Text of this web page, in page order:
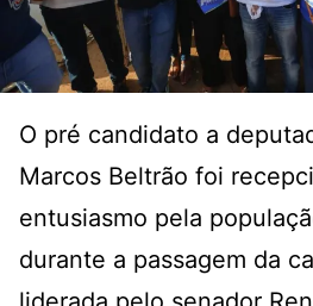
O pré candidato a
Marcos Beltrão foi
entusiasmo pela
durante a passagem da